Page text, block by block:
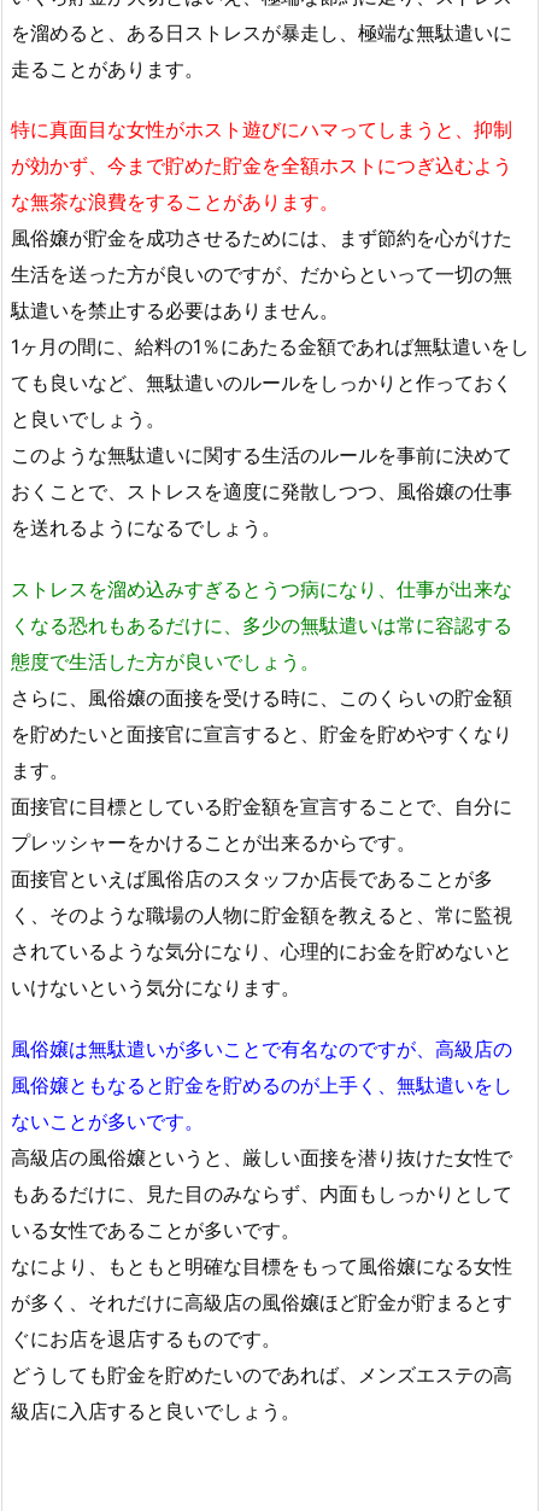
を溜めると、ある日ストレスが暴走し、極端な無駄遣いに
走ることがあります。
特に真面目な女性がホスト遊びにハマってしまうと、抑制
が効かず、今まで貯めた貯金を全額ホストにつぎ込むよう
な無茶な浪費をすることがあります。
風俗嬢が貯金を成功させるためには、まず節約を心がけた
生活を送った方が良いのですが、だからといって一切の無
駄遣いを禁止する必要はありません。
1ヶ月の間に、給料の1％にあたる金額であれば無駄遣いをし
ても良いなど、無駄遣いのルールをしっかりと作っておく
と良いでしょう。
このような無駄遣いに関する生活のルールを事前に決めて
おくことで、ストレスを適度に発散しつつ、風俗嬢の仕事
を送れるようになるでしょう。
ストレスを溜め込みすぎるとうつ病になり、仕事が出来な
くなる恐れもあるだけに、多少の無駄遣いは常に容認する
態度で生活した方が良いでしょう。
さらに、風俗嬢の面接を受ける時に、このくらいの貯金額
を貯めたいと面接官に宣言すると、貯金を貯めやすくなり
ます。
面接官に目標としている貯金額を宣言することで、自分に
プレッシャーをかけることが出来るからです。
面接官といえば風俗店のスタッフか店長であることが多
く、そのような職場の人物に貯金額を教えると、常に監視
されているような気分になり、心理的にお金を貯めないと
いけないという気分になります。
風俗嬢は無駄遣いが多いことで有名なのですが、高級店の
風俗嬢ともなると貯金を貯めるのが上手く、無駄遣いをし
ないことが多いです。
高級店の風俗嬢というと、厳しい面接を潜り抜けた女性で
もあるだけに、見た目のみならず、内面もしっかりとして
いる女性であることが多いです。
なにより、もともと明確な目標をもって風俗嬢になる女性
が多く、それだけに高級店の風俗嬢ほど貯金が貯まるとす
ぐにお店を退店するものです。
どうしても貯金を貯めたいのであれば、メンズエステの高
級店に入店すると良いでしょう。